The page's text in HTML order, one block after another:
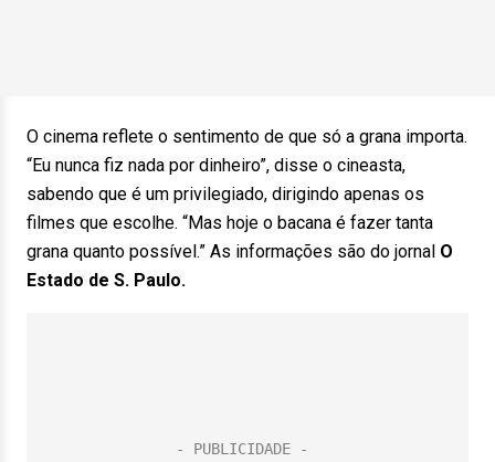
O cinema reflete o sentimento de que só a grana importa.
“Eu nunca fiz nada por dinheiro”, disse o cineasta,
sabendo que é um privilegiado, dirigindo apenas os
filmes que escolhe. “Mas hoje o bacana é fazer tanta
grana quanto possível.” As informações são do jornal O
Estado de S. Paulo.